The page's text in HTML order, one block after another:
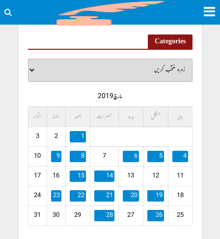
Categories
مارچ 2019
پیر
منگل بدھ جمعرات جمعہ ہفتہ اتوار
1
2
3
4
5
6
7
8
9
10
11
12
13
14
15
16
17
18
19
20
21
22
23
24
25
26
27
28
29
30
31